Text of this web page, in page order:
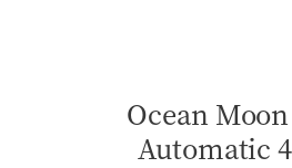
Ocean
Automatic